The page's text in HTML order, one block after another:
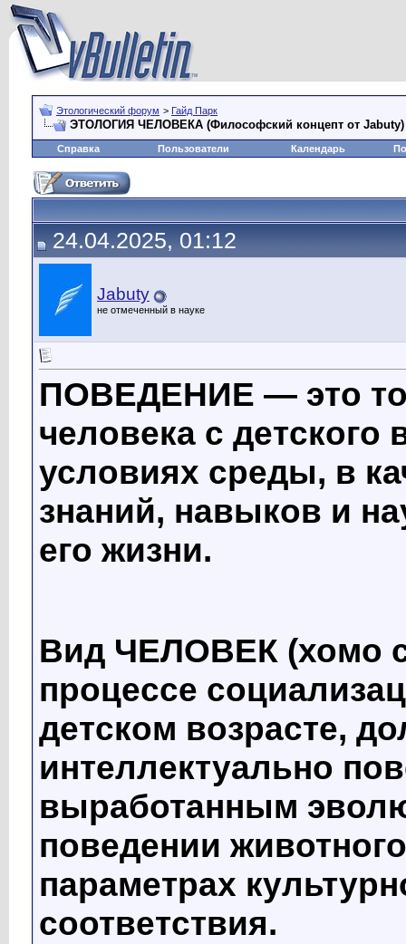
Этологический форум > Гайд Парк
ЭТОЛОГИЯ ЧЕЛОВЕКА (Философский концепт от Jabuty)
Справка Пользователи Календарь
24.04.2025, 01:12
Jabuty
не отмеченный в науке
ПОВЕДЕНИЕ — это
человека с детского
условиях среды, в
знаний, навыков и
его жизни.
Вид ЧЕЛОВЕК (хомо
процессе
детском возрасте,
интеллектуально
выработанным
поведении
параметрах
соответствия.